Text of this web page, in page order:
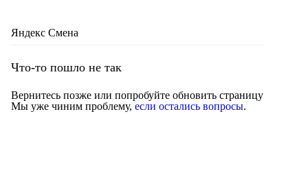
Яндекс Смена
Что-то пошло не так
Вернитесь позже или попробуйте обновить страницу
Мы уже чиним проблему, если остались вопросы.